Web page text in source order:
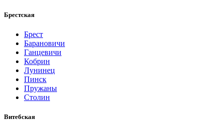
Брестская
Брест
Барановичи
Ганцевичи
Кобрин
Лунинец
Пинск
Пружаны
Столин
Витебская